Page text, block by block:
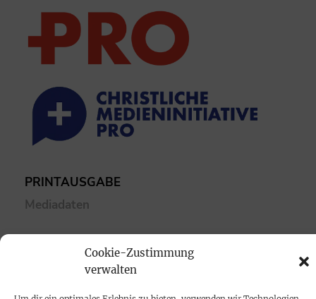
Cookie-Zustimmung
verwalten
PRINTAUSGABE
Mediadaten
PROKOMPAKT
Impressum